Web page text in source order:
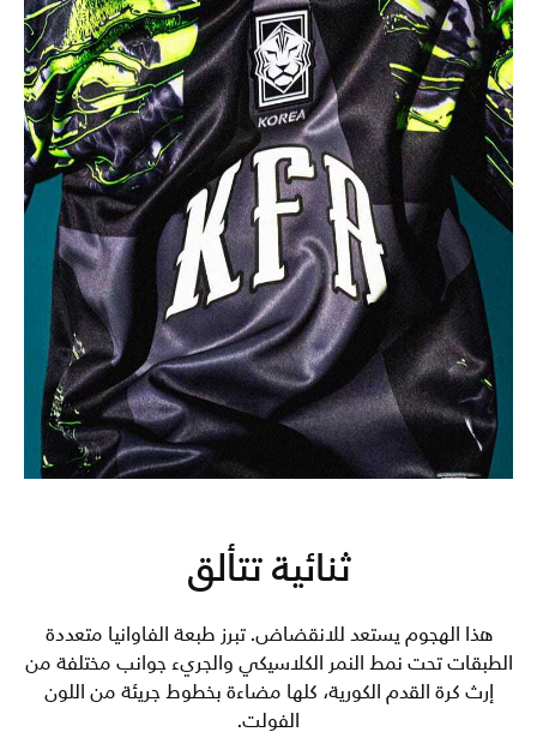
ثنائية تتألق
هذا الهجوم يستعد للانقضاض. تبرز طبعة الفاوانيا متعددة
الطبقات تحت نمط النمر الكلاسيكي والجريء جوانب مختلفة من
إرث كرة القدم الكورية، كلها مضاءة بخطوط جريئة من اللون
الفولت.